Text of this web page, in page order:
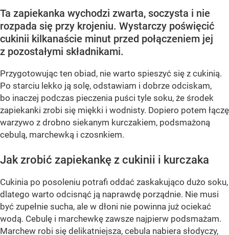
Ta zapiekanka wychodzi zwarta, soczysta i nie
rozpada się przy krojeniu. Wystarczy poświęcić
cukinii kilkanaście minut przed połączeniem jej
z pozostałymi składnikami.
Przygotowując ten obiad, nie warto spieszyć się z cukinią.
Po starciu lekko ją solę, odstawiam i dobrze odciskam,
bo inaczej podczas pieczenia puści tyle soku, że środek
zapiekanki zrobi się miękki i wodnisty. Dopiero potem łączę
warzywo z drobno siekanym kurczakiem, podsmażoną
cebulą, marchewką i czosnkiem.
Jak zrobić zapiekankę z cukinii i kurczaka
Cukinia po posoleniu potrafi oddać zaskakująco dużo soku,
dlatego warto odcisnąć ją naprawdę porządnie. Nie musi
być zupełnie sucha, ale w dłoni nie powinna już ociekać
wodą. Cebulę i marchewkę zawsze najpierw podsmażam.
Marchew robi się delikatniejsza, cebula nabiera słodyczy,